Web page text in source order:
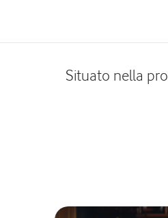
Situato nella